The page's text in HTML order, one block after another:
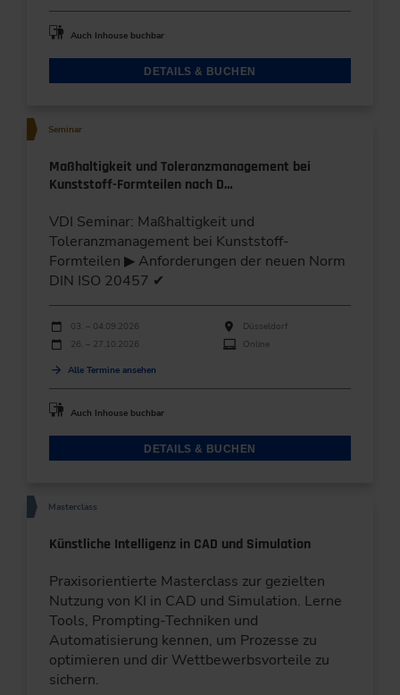
Auch Inhouse buchbar
DETAILS & BUCHEN
Seminar
Maßhaltigkeit und Toleranzmanagement bei
Kunststoff-Formteilen nach D…
VDI Seminar: Maßhaltigkeit und
Toleranzmanagement bei Kunststoff-
Formteilen ▶ Anforderungen der neuen Norm
DIN ISO 20457 ✔
Durchführungen
Veranstaltungsdatum
03. – 04.09.2026
Düsseldorf
26. – 27.10.2026
Online
Alle Termine ansehen
Auch Inhouse buchbar
DETAILS & BUCHEN
Masterclass
Künstliche Intelligenz in CAD und Simulation
Praxisorientierte Masterclass zur gezielten
Nutzung von KI in CAD und Simulation. Lerne
Tools, Prompting-Techniken und
Automatisierung kennen, um Prozesse zu
optimieren und dir Wettbewerbsvorteile zu
sichern.